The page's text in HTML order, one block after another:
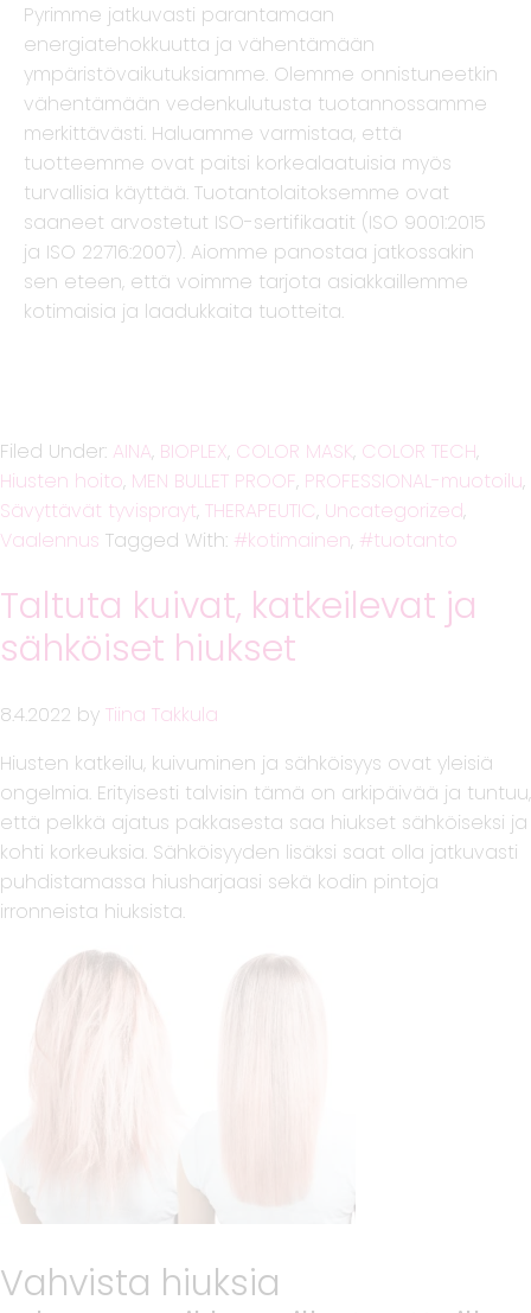
Pyrimme jatkuvasti parantamaan
energiatehokkuutta ja vähentämään
ympäristövaikutuksiamme. Olemme onnistuneetkin
vähentämään vedenkulutusta tuotannossamme
merkittävästi. Haluamme varmistaa, että
tuotteemme ovat paitsi korkealaatuisia myös
turvallisia käyttää. Tuotantolaitoksemme ovat
saaneet arvostetut ISO-sertifikaatit (ISO 9001:2015
ja ISO 22716:2007). Aiomme panostaa jatkossakin
sen eteen, että voimme tarjota asiakkaillemme
kotimaisia ja laadukkaita tuotteita.
Filed Under: AINA, BIOPLEX, COLOR MASK , COLOR TECH,
Hiusten hoito, MEN BULLET PROOF, PROFESSIONAL-muotoilu,
Sävyttävät tyvisprayt, THERAPEUTIC, Uncategorized,
Vaalennus Tagged With: kotimainen, tuotanto
Taltuta kuivat, katkeilevat ja
sähköiset hiukset
8.4.2022 by Tiina Takkula
Hiusten katkeilu, kuivuminen ja sähköisyys ovat yleisiä
ongelmia. Erityisesti talvisin tämä on arkipäivää ja tuntuu,
että pelkkä ajatus pakkasesta saa hiukset sähköiseksi ja
kohti korkeuksia. Sähköisyyden lisäksi saat olla jatkuvasti
puhdistamassa hiusharjaasi sekä kodin pintoja
irronneista hiuksista.
Vahvista hiuksia